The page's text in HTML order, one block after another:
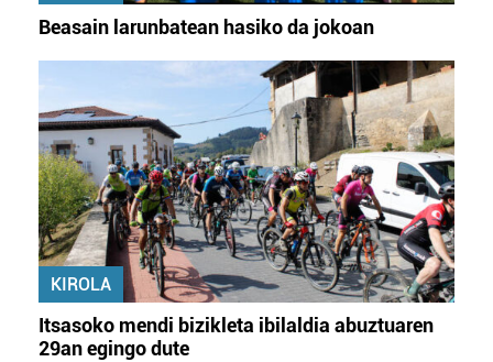
Beasain larunbatean hasiko da jokoan
KIROLA
Itsasoko mendi bizikleta ibilaldia abuztuaren
29an egingo dute